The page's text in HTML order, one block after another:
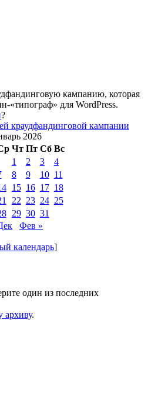
кампанию, которая
«типограф» для WordPress.
?
2026
Чт Пт Сб Вс
1
2 3
4
8 9 10 11
15 16 17 18
22 23 24 25
29 30 31
Фев »
календарь]
один из последних
архиву.